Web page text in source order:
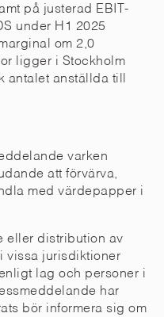
på justerad EBIT-
under H1 2025
om 2,0
ligger i Stockholm
anställda till
varken
att förvärva,
med värdepapper i
eller distribution av
vissa jurisdiktioner
lag och personer i
har
bör informera sig om